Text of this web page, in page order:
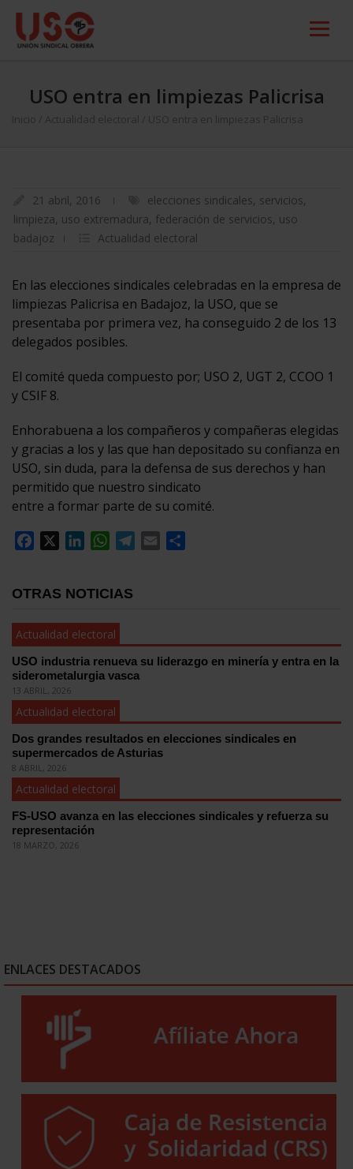
USO entra en limpiezas Palicrisa
Inicio Actualidad electoral USO entra en limpiezas Palicrisa
21 abril, 2016 elecciones sindicales, servicios,
limpieza, uso extremadura, federación de servicios, uso
badajoz
Actualidad electoral
En las elecciones sindicales celebradas en la empresa de
limpiezas Palicrisa en Badajoz, la USO, que se
presentaba por primera vez, ha conseguido 2 de los 13
delegados posibles.
El comité queda compuesto por; USO 2, UGT 2, CCOO 1
y CSIF 8.
Enhorabuena a los compañeros y compañeras elegidas
y gracias a los y las que han depositado su confianza en
USO, sin duda, para la defensa de sus derechos y han
permitido que nuestro sindicato
entre a formar parte de su comité.
Facebook
LinkedInWhatsApp
Telegram
Email
OTRAS NOTICIAS
Actualidad electoral
USO industria renueva su liderazgo en minería y entra en la
siderometalurgia vasca
13 ABRIL, 2026
Actualidad electoral
Dos grandes resultados en elecciones sindicales en
supermercados de Asturias
8 ABRIL, 2026
Actualidad electoral
FS-USO avanza en las elecciones sindicales y refuerza su
representación
18 MARZO, 2026
ENLACES DESTACADOS